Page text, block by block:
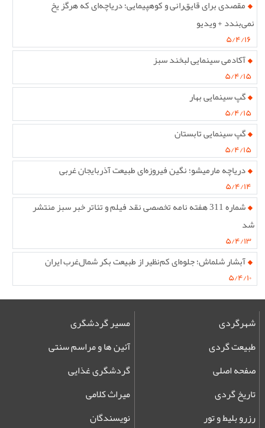
مقصدی برای قایق‌رانی و کوهپیمایی؛ دریاچه‌ای که هرگز یخ
نمی‌بندد + ویدیو
۵/۴/۱۶
آکادمی سینمایی لبخند سبز
۵/۴/۱۵
گپ سینمایی بهار
۵/۴/۱۵
گپ سینمایی تابستان
۵/۴/۱۵
دریاچه مارمیشو؛ نگین فیروزه‌ای طبیعت آذربایجان غربی
۵/۴/۱۴
شماره 311 هفته نامه تخصصی نقد فیلم و تئاتر خبر سبز منتشر
شد
۵/۴/۱۳
آبشار شلماش؛ جلوه‌ای کم‌نظیر از طبیعت بکر شمال‌غرب ایران
۵/۴/۱۰
شهرگردی
طبیعت گردی
صفحه اصلی
تاریخ گردی
مسیر گردشگری
آئین ها و مراسم سنتی
گردشگری غذایی
میراث کلامی
رزرو بلیط و تور
نویسندگان